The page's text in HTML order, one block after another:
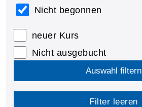
Nicht begonnen
neuer Kurs
Nicht ausgebucht
Auswahl filtern
Filter leeren